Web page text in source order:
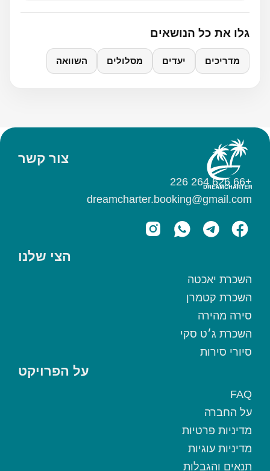
גלו את כל הנושאים
מדריכים יעדים מסלולים השוואה
הצי שלנו
השכרת יאכטה
השכרת קטמרן
סירה מהירה
השכרת ג׳ט סקי
סיורי סירות
על הפרויקט
FAQ
על החברה
מדיניות פרטיות
מדיניות עוגיות
תנאים והגבלות
צור קשר
+66 626 264 226
dreamcharter.booking@gmail.com